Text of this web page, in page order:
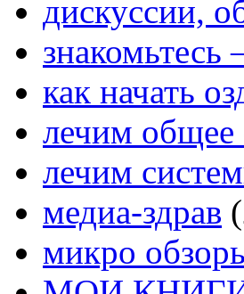
дискуссии,
знакомьтесь
как начать
лечим общее
лечим
медиа-здрав
микро